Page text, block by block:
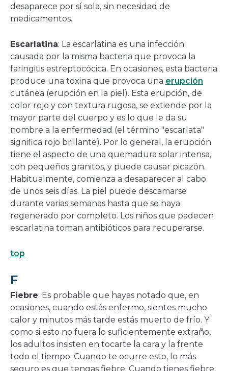
desaparece por sí sola, sin necesidad de
medicamentos.
Escarlatina: La escarlatina es una infección
causada por la misma bacteria que provoca la
faringitis estreptocócica. En ocasiones, esta bacteria
produce una toxina que provoca una erupción
cutánea (erupción en la piel). Esta erupción, de
color rojo y con textura rugosa, se extiende por la
mayor parte del cuerpo y es lo que le da su
nombre a la enfermedad (el término "escarlata"
significa rojo brillante). Por lo general, la erupción
tiene el aspecto de una quemadura solar intensa,
con pequeños granitos, y puede causar picazón.
Habitualmente, comienza a desaparecer al cabo
de unos seis días. La piel puede descamarse
durante varias semanas hasta que se haya
regenerado por completo. Los niños que padecen
escarlatina toman antibióticos para recuperarse.
top
F
Fiebre: Es probable que hayas notado que, en
ocasiones, cuando estás enfermo, sientes mucho
calor y minutos más tarde estás muerto de frío. Y
como si esto no fuera lo suficientemente extraño,
los adultos insisten en tocarte la cara y la frente
todo el tiempo. Cuando te ocurre esto, lo más
seguro es que tengas fiebre. Cuando tienes fiebre,